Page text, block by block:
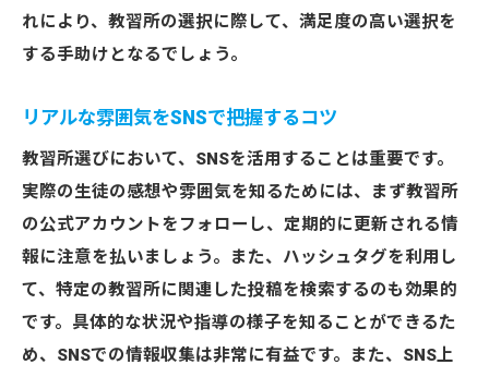
れにより、教習所の選択に際して、満足度の高い選択を
する手助けとなるでしょう。
リアルな雰囲気をSNSで把握するコツ
教習所選びにおいて、SNSを活用することは重要です。
実際の生徒の感想や雰囲気を知るためには、まず教習所
の公式アカウントをフォローし、定期的に更新される情
報に注意を払いましょう。また、ハッシュタグを利用し
て、特定の教習所に関連した投稿を検索するのも効果的
です。具体的な状況や指導の様子を知ることができるた
め、SNSでの情報収集は非常に有益です。また、SNS上